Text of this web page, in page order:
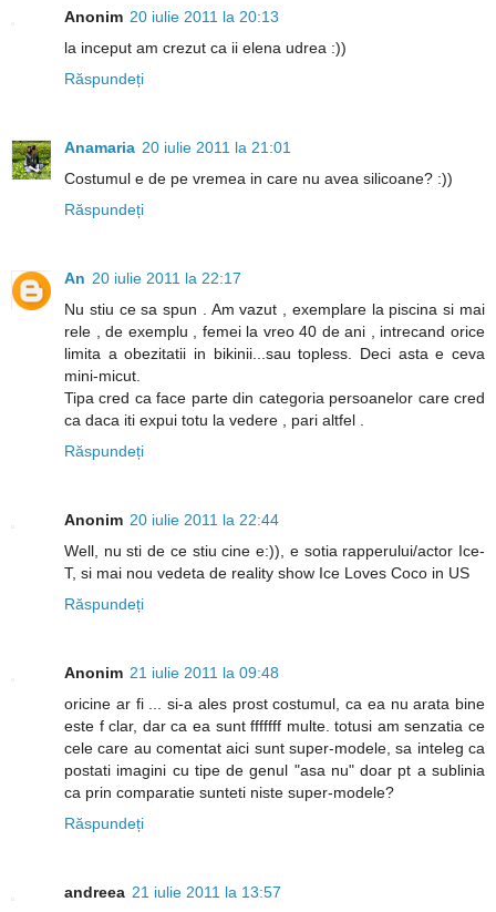
Anonim 20 iulie 2011 la 20:13
la inceput am crezut ca ii elena udrea :))
Răspundeți
Anamaria 20 iulie 2011 la 21:01
Costumul e de pe vremea in care nu avea silicoane? :))
Răspundeți
An 20 iulie 2011 la 22:17
Nu stiu ce sa spun . Am vazut , exemplare la piscina si mai
rele , de exemplu , femei la vreo 40 de ani , intrecand orice
limita a obezitatii in bikinii...sau topless. Deci asta e ceva
mini-micut.
Tipa cred ca face parte din categoria persoanelor care cred
ca daca iti expui totu la vedere , pari altfel .
Răspundeți
Anonim 20 iulie 2011 la 22:44
Well, nu sti de ce stiu cine e:)), e sotia rapperului/actor Ice-
T, si mai nou vedeta de reality show Ice Loves Coco in US
Răspundeți
Anonim 21 iulie 2011 la 09:48
oricine ar fi ... si-a ales prost costumul, ca ea nu arata bine
este f clar, dar ca ea sunt fffffff multe. totusi am senzatia ce
cele care au comentat aici sunt super-modele, sa inteleg ca
postati imagini cu tipe de genul "asa nu" doar pt a sublinia
ca prin comparatie sunteti niste super-modele?
Răspundeți
andreea 21 iulie 2011 la 13:57